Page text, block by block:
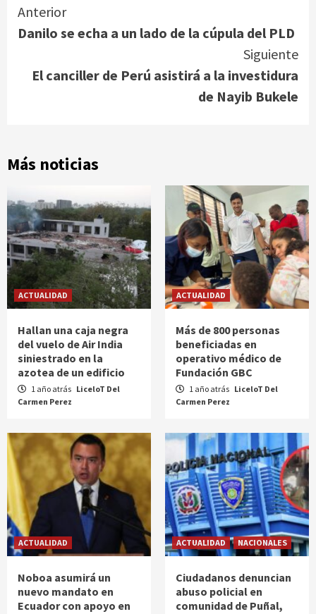
Continue
Reading
Anterior
Danilo se echa a un lado de la cúpula del PLD
Siguiente
El canciller de Perú asistirá a la investidura
de Nayib Bukele
Más noticias
ACTUALIDAD
Hallan una caja negra
del vuelo de Air India
siniestrado en la
azotea de un edificio
1 año atrás LiceloT Del
Carmen Perez
ACTUALIDAD
Más de 800 personas
beneficiadas en
operativo médico de
Fundación GBC
1 año atrás LiceloT Del
Carmen Perez
ACTUALIDAD
Noboa asumirá un
nuevo mandato en
Ecuador con apoyo en
ACTUALIDAD NACIONALES
Ciudadanos denuncian
abuso policial en
comunidad de Puñal,